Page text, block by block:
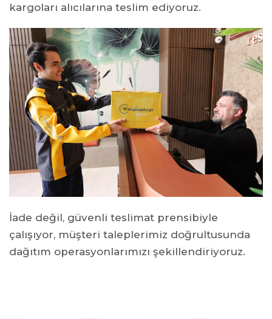
kargoları alıcılarına teslim ediyoruz.
İade değil, güvenli teslimat prensibiyle
çalışıyor, müşteri taleplerimiz doğrultusunda
dağıtım operasyonlarımızı şekillendiriyoruz.